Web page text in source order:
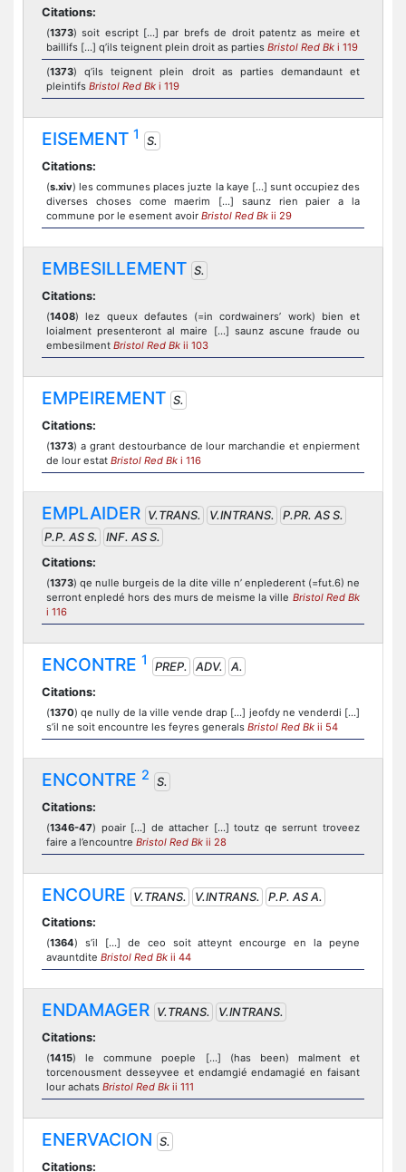
Citations:
(1373) soit escript [...] par brefs de droit patentz as meire et
baillifs [...] q’ils teignent plein droit as parties Bristol Red Bk i 119
(1373) q’ils teignent plein droit as parties demandaunt et
pleintifs Bristol Red Bk i 119
EISEMENT 1
S.
Citations:
(s.xiv) les communes places juzte la kaye [...] sunt occupiez des
diverses choses come maerim [...] saunz rien paier a la
commune por le esement avoir Bristol Red Bk ii 29
EMBESILLEMENT S.
Citations:
(1408) lez queux defautes (=in cordwainers’ work) bien et
loialment presenteront al maire [...] saunz ascune fraude ou
embesilment Bristol Red Bk ii 103
EMPEIREMENT S.
Citations:
(1373) a grant destourbance de lour marchandie et enpierment
de lour estat Bristol Red Bk i 116
EMPLAIDER V.TRANS. V.INTRANS.
P.PR. AS S.
P.P. AS S.
INF. AS S.
Citations:
(1373) qe nulle burgeis de la dite ville n’ enplederent (=fut.6) ne
serront enpledé hors des murs de meisme la ville Bristol Red Bk
i 116
ENCONTRE 1 PREP. ADV.
A.
Citations:
(1370) qe nully de la ville vende drap [...] jeofdy ne venderdi [...]
s’il ne soit encountre les feyres generals Bristol Red Bk ii 54
ENCONTRE 2 S.
Citations:
(1346-47) poair [...] de attacher [...] toutz qe serrunt troveez
faire a l’encountre Bristol Red Bk ii 28
ENCOURE V.TRANS. V.INTRANS.
P.P. AS A.
Citations:
(1364) s’il [...] de ceo soit atteynt encourge en la peyne
avauntdite Bristol Red Bk ii 44
ENDAMAGER V.TRANS.
V.INTRANS.
Citations:
(1415) le commune poeple [...] (has been) malment et
torcenousment desseyvee et endamgié endamagié en faisant
lour achats Bristol Red Bk ii 111
ENERVACION S.
Citations: